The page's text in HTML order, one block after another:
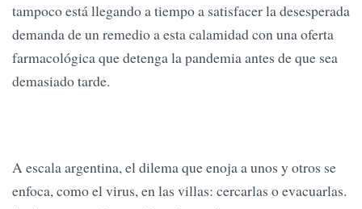
tampoco está llegando a tiempo a satisfacer la desesperada
demanda de un remedio a esta calamidad con una oferta
farmacológica que detenga la pandemia antes de que sea
demasiado tarde.
A escala argentina, el dilema que enoja a unos y otros se
enfoca, como el virus, en las villas: cercarlas o evacuarlas.